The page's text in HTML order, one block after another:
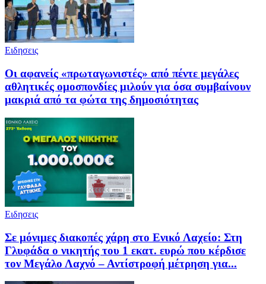
Ειδησεις
Οι αφανείς «πρωταγωνιστές» από πέντε μεγάλες
αθλητικές ομοσπονδίες μιλούν για όσα συμβαίνουν
μακριά από τα φώτα της δημοσιότητας
Ειδησεις
Σε μόνιμες διακοπές χάρη στο Ενικό Λαχείο: Στη
Γλυφάδα ο νικητής του 1 εκατ. ευρώ που κέρδισε
τον Μεγάλο Λαχνό – Αντίστροφή μέτρηση για...